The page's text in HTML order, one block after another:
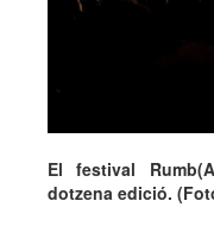
El festival
dotzena edició.